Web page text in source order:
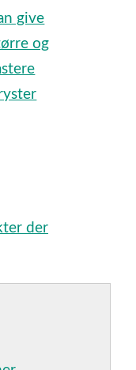
der